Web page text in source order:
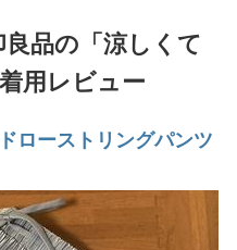
品の「涼しくて
用レビュー
ローストリングパンツ